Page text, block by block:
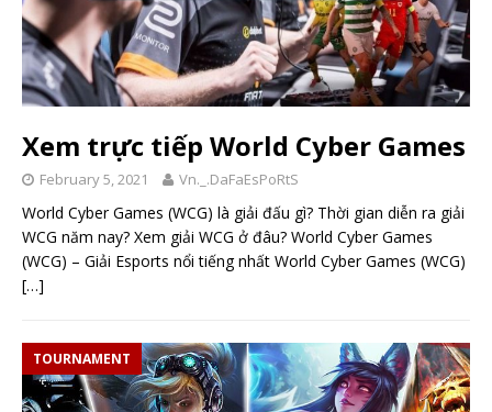
Xem trực tiếp World Cyber Games
February 5, 2021 Vn._.DaFaEsPoRtS
World Cyber Games (WCG) là giải đấu gì? Thời gian diễn ra giải
WCG năm nay? Xem giải WCG ở đâu? World Cyber Games
(WCG) – Giải Esports nổi tiếng nhất World Cyber Games (WCG)
[…]
TOURNAMENT